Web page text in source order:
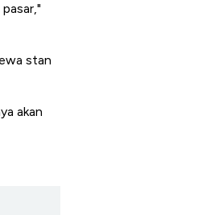
stan
akan